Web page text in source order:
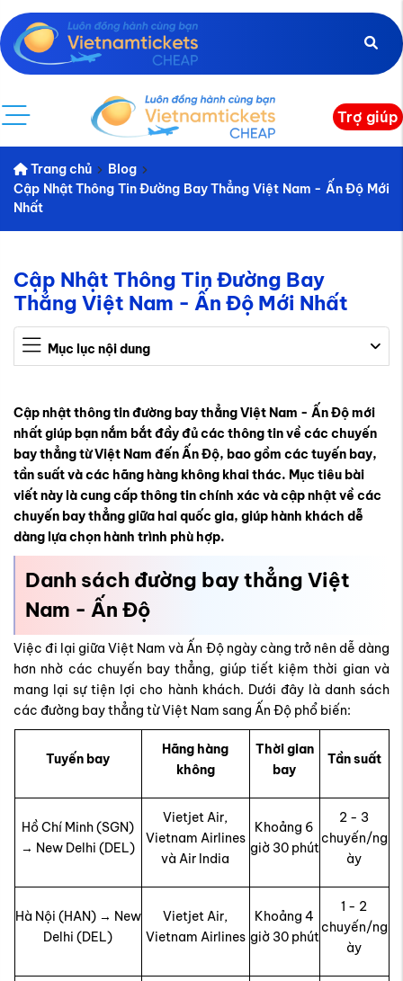
Trợ giúp
Trang chủ
Blog
Cập Nhật Thông Tin Đường Bay Thẳng Việt Nam - Ấn Độ Mới
Nhất
Cập Nhật Thông Tin Đường Bay
Thẳng Việt Nam - Ấn Độ Mới Nhất
Mục lục nội dung
Cập nhật thông tinđường bay thẳng Việt Nam - Ấn Độmới
nhất giúp bạn nắm bắt đầy đủ các thông tin về các chuyến
bay thẳng từ Việt Nam đến Ấn Độ, bao gồm các tuyến bay,
tần suất và các hãng hàng không khai thác. Mục tiêu bài
viết này là cung cấp thông tin chính xác và cập nhật về các
chuyến bay thẳng giữa hai quốc gia, giúp hành khách dễ
dàng lựa chọn hành trình phù hợp.
Danh sách đường bay thẳng Việt
Nam - Ấn Độ
Việc đi lại giữa Việt Nam và Ấn Độ ngày càng trở nên dễ dàng
hơn nhờ các chuyến bay thẳng, giúp tiết kiệm thời gian và
mang lại sự tiện lợi cho hành khách. Dưới đây là danh sách
các đường bay thẳng từ Việt Nam sang Ấn Độ phổ biến:
Tuyến bay
Hãng hàng
không
Thời gian
bay
Tần suất
Hồ Chí Minh (SGN)
→ New Delhi (DEL)
Vietjet Air,
Vietnam Airlines
và Air India
Khoảng 6
giờ 30 phút
2 - 3
chuyến/ng
ày
Hà Nội (HAN) → New
Delhi (DEL)
Vietjet Air,
Vietnam Airlines
Khoảng 4
giờ 30 phút
1 - 2
chuyến/ng
ày